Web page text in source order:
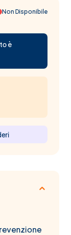
Non Disponibile
è